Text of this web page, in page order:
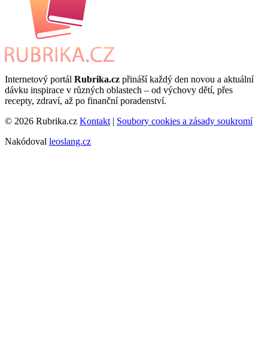
Internetový portál Rubrika.cz přináší každý den novou a aktuální
dávku inspirace v různých oblastech – od výchovy dětí, přes
recepty, zdraví, až po finanční poradenství.
© 2026 Rubrika.cz Kontakt | Soubory cookies a zásady soukromí
Nakódoval leoslang.cz